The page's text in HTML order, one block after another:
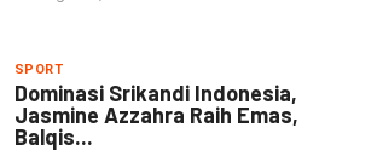
SPORT
Dominasi Srikandi Indonesia,
Jasmine Azzahra Raih Emas,
Balqis...